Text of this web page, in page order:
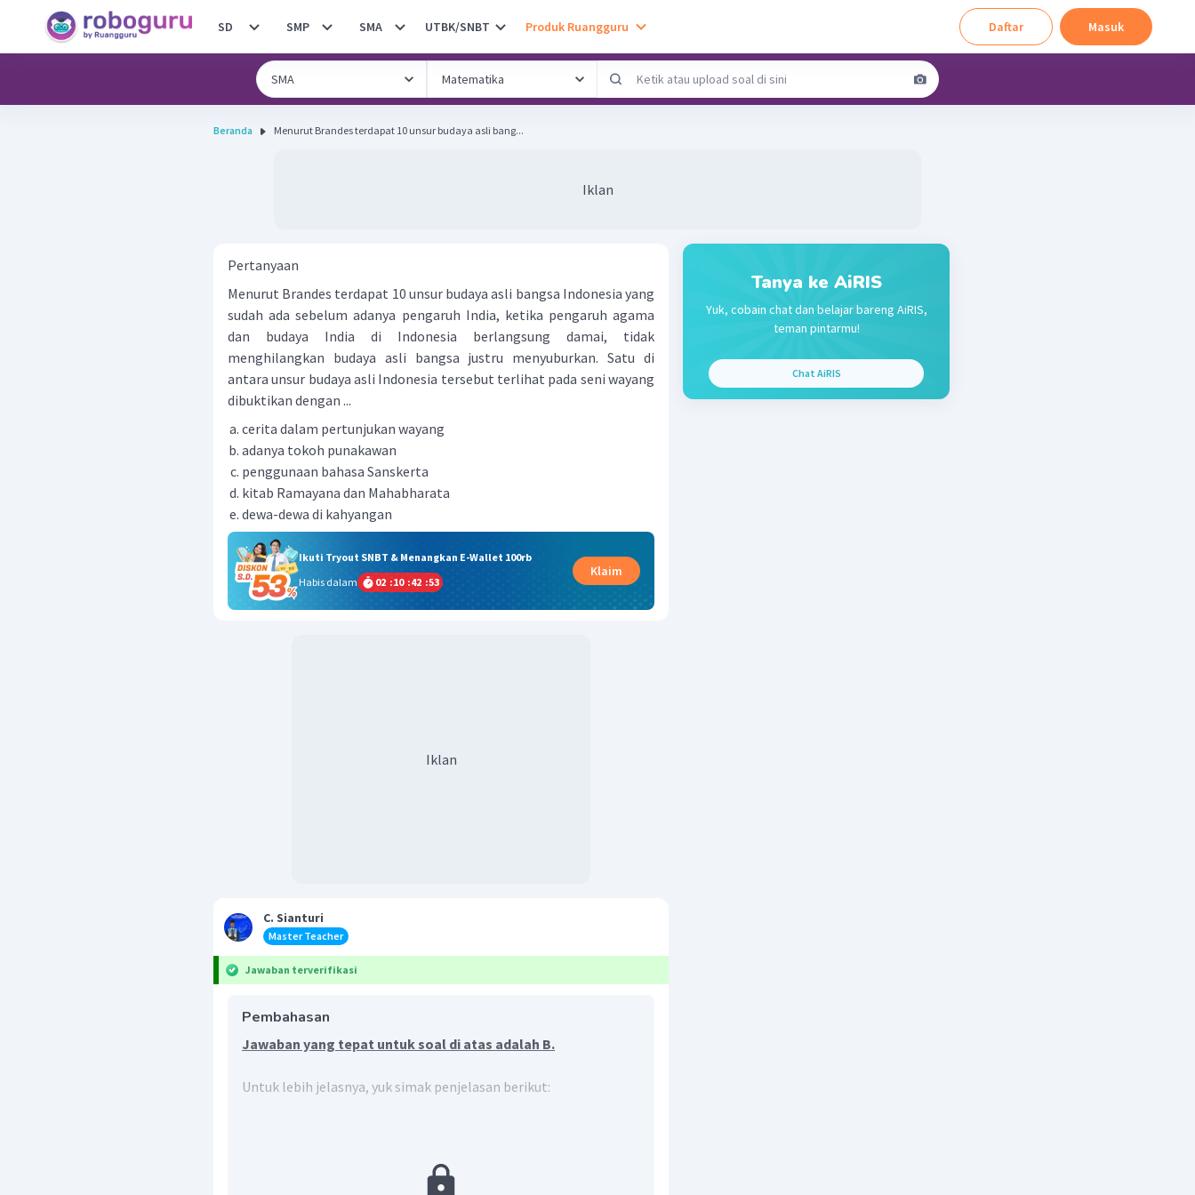
SD SMP SMA UTBK/SNBT Produk Ruangguru Daftar Masuk
Beranda Menurut Brandes terdapat 10 unsur budaya asli bang...
Iklan
Pertanyaan
Menurut Brandes terdapat 10 unsur budaya asli bangsa Indonesia yang
sudah ada sebelum adanya pengaruh India, ketika pengaruh agama
dan budaya India di Indonesia berlangsung damai, tidak
menghilangkan budaya asli bangsa justru menyuburkan. Satu di
antara unsur budaya asli Indonesia tersebut terlihat pada seni wayang
dibuktikan dengan ...
cerita dalam pertunjukan wayang
adanya tokoh punakawan
penggunaan bahasa Sanskerta
kitab Ramayana dan Mahabharata
dewa-dewa di kahyangan
Ikuti Tryout SNBT & Menangkan E-Wallet 100rb
Habis dalam
02 :10 :42 :52
Klaim
Iklan
C. Sianturi
Master Teacher
Jawaban terverifikasi
Pembahasan
Jawaban yang tepat untuk soal di atas adalah B.
Untuk lebih jelasnya, yuk simak penjelasan berikut:
local genius
Tanya ke AiRIS
Yuk, cobain chat dan belajar bareng AiRIS,
teman pintarmu!
Chat AiRIS